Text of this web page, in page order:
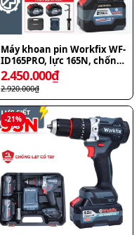
Máy khoan pin Workfix WF-
ID165PRO, lực 165N, chống
lật cổ tay, giảm chấn AVS
2.450.000₫
2.920.000₫
-21%